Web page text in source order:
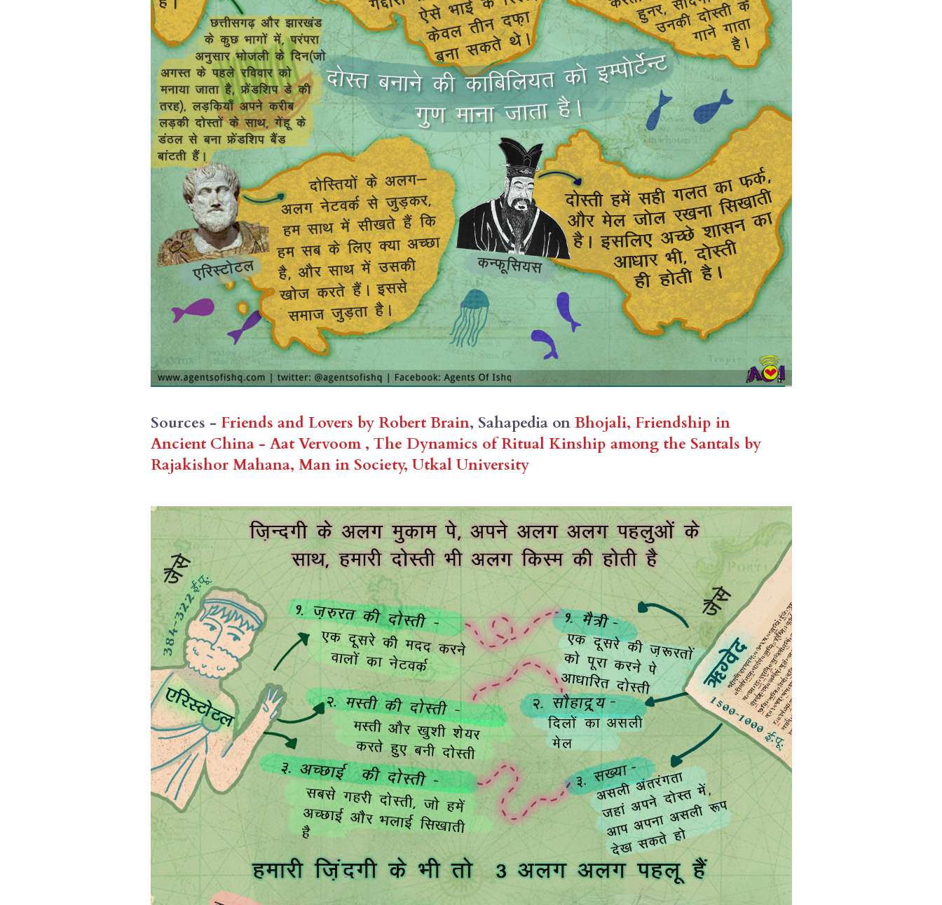
Sources - Friends and Lovers by Robert Brain, Sahapedia on Bhojali, Friendship in
Ancient China - Aat Vervoom , The Dynamics of Ritual Kinship among the Santals by
Rajakishor Mahana, Man in Society, Utkal University